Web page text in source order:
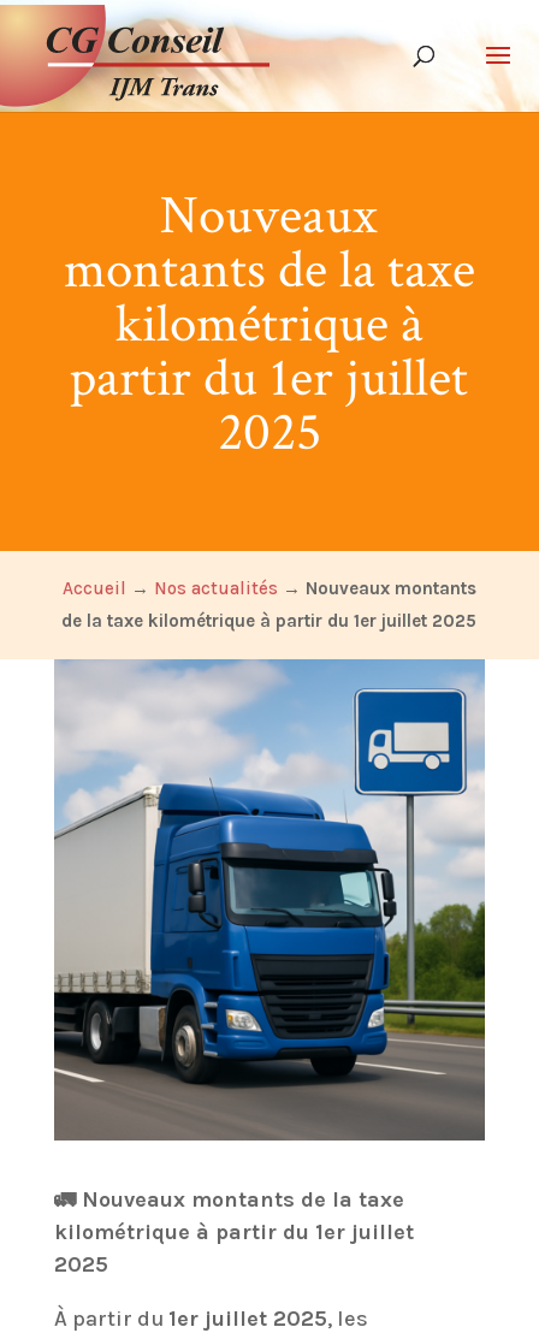
Nouveaux
montants de la taxe
kilométrique à
partir du 1er juillet
2025
Accueil → Nos actualités → Nouveaux montants
de la taxe kilométrique à partir du 1er juillet 2025
🚛 Nouveaux montants de la taxe
kilométrique à partir du 1er juillet
2025
À partir du 1er juillet 2025, les